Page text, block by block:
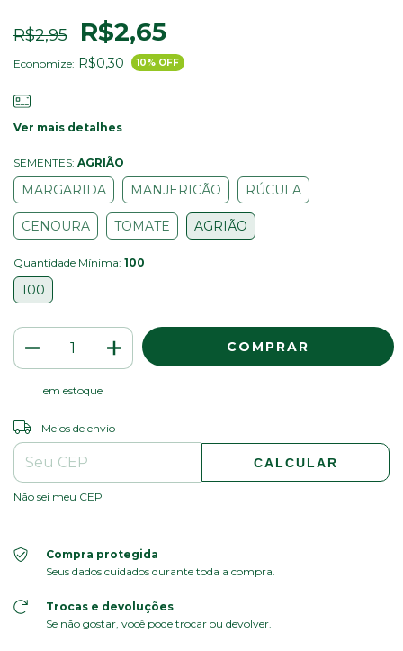
R$2,95 R$2,65
Economize: R$0,30 10% OFF
Ver mais detalhes
SEMENTES: AGRIÃO
MARGARIDA MANJERICÃO RÚCULA
CENOURA TOMATE AGRIÃO
Quantidade Mínima: 100
100
em estoque
Entregas para o CEP:
Meios de envio
CALCULAR
Não sei meu CEP
Compra protegida
Seus dados cuidados durante toda a compra.
Trocas e devoluções
Se não gostar, você pode trocar ou devolver.